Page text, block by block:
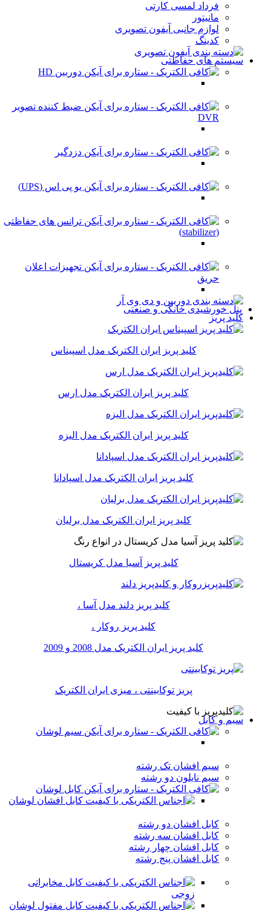
فرداد لمسی کارتی
مانیتور
لوازم جانبی آیفون تصویری
کدینگ
سیستم های حفاظتی
دوربین HD
ضبط کننده تصویر
DVR
دزدگیر
یو پی اس (UPS)
ترانس های حفاظتی
(stabilizer)
تجهیزات اعلان
حریق
پنل خورشیدی خانگی و صنعتی
کلید پریز
کلید پریز ایران الکتریک مدل اسپیناس
کلید پریز ایران الکتریک مدل ارس
کلید پریز ایران الکتریک مدل الیزه
کلید پریز ایران الکتریک مدل اسپادانا
کلید پریز ایران الکتریک مدل برلیان
کلید پریز آسیا مدل کریستال
کلید پریز دلند مدل آسا ،
کلید پریز روکار ،
کلید پریز ایران الکتریک مدل 2008 و 2009
پریز توکابینتی ، میزی ایران الکتریک
سیم و کابل
سیم لوشان
سیم افشان تک رشته
سیم نایلون دو رشته
کابل لوشان
کابل افشان لوشان
کابل افشان دو رشته
کابل افشان سه رشته
کابل افشان چهار رشته
کابل افشان پنج رشته
کابل مخابراتی
زوجی
کابل مفتول لوشان